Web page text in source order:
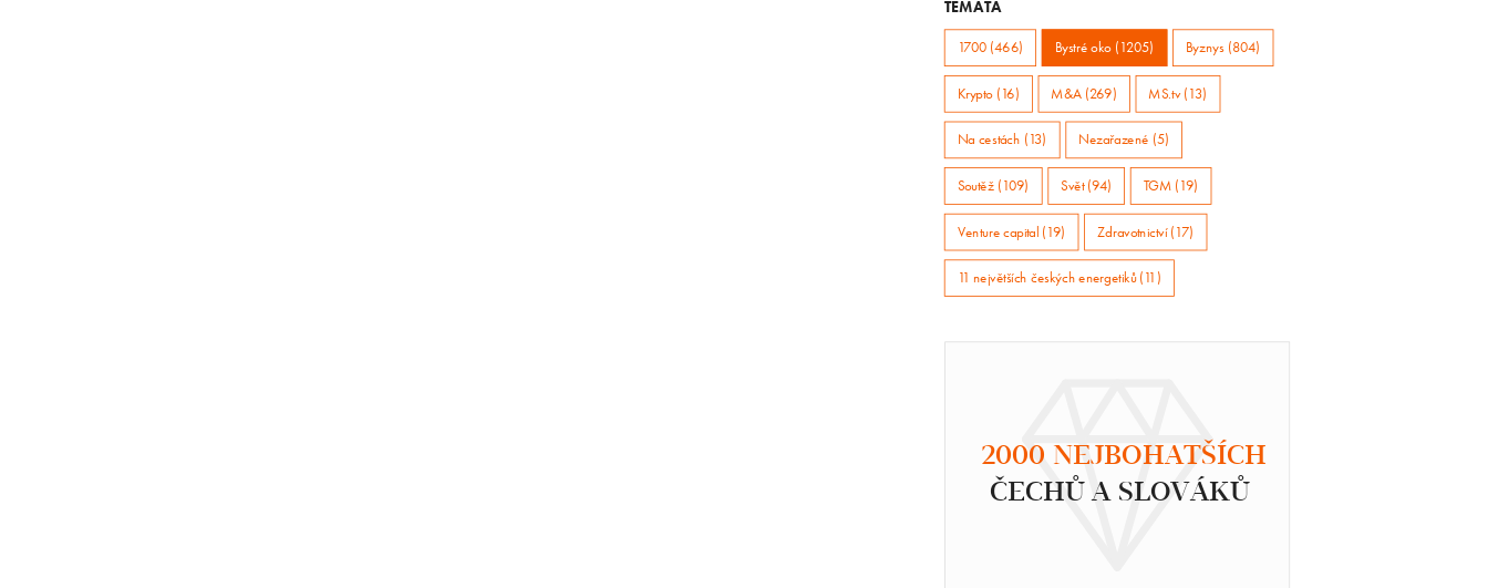
TÉMATA
1700 (466) Bystré oko (1205) Byznys (804)
Krypto (16) M&A (269) MS.tv (13)
Na cestách (13) Nezařazené (5)
Soutěž (109) Svět (94) TGM (19)
Venture capital (19) Zdravotnictví (17)
11 největších českých energetiků (11)
2000 NEJBOHATŠÍCH
ČECHŮ A SLOVÁKŮ